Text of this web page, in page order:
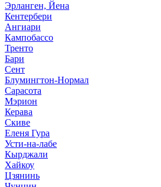
Эрланген, Йена
Кентербери
Ангиари
Кампобассо
Тренто
Бари
Сент
Блумингтон-Нормал
Сарасота
Мэрион
Керава
Скиве
Еленя Гура
Усти-на-лабе
Кырджали
Хайкоу
Цзянинь